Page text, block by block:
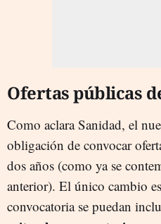
Ofertas públicas
Como aclara Sanidad, el
obligación de convocar
dos años (como ya se
anterior). El único cambio
convocatoria se puedan